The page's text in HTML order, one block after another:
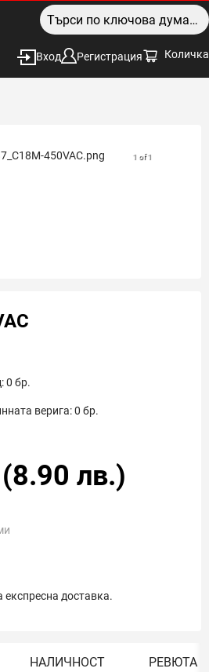
Вход Регистрация Количка
1 of 1
0 бр.
верига:0 бр.
(8.90 лв.)
експресна доставка.
НАЛИЧНОСТ РЕВЮТА